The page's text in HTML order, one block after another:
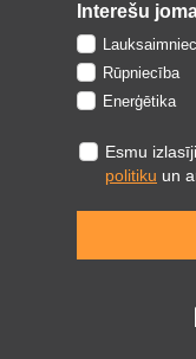
Interešu
Rūpniecība
Enerģētika
Esmu
politiku un